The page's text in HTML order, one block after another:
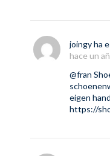
joingyha
hace un
@fran
eigen
https://